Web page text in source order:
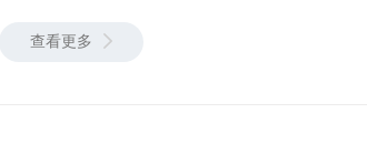
查看更多